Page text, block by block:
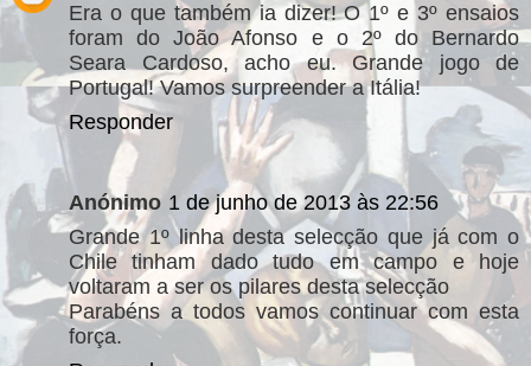
Era o que também ia dizer! O 1º e 3º ensaios
foram do João Afonso e o 2º do Bernardo
Seara Cardoso, acho eu. Grande jogo de
Portugal! Vamos surpreender a Itália!
Responder
Anónimo 1 de junho de 2013 às 22:56
Grande 1º linha desta selecção que já com o
Chile tinham dado tudo em campo e hoje
voltaram a ser os pilares desta selecção
Parabéns a todos vamos continuar com esta
força.